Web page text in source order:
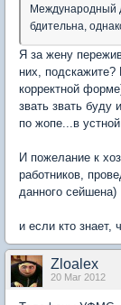
Международный
бдительна,
Я за жену
них,
корректной
звать звать буду
по жопе...в
И пожелание к
работников,
данного сейшена)
и если кто знает,
Zloalex
20 Mar 2012